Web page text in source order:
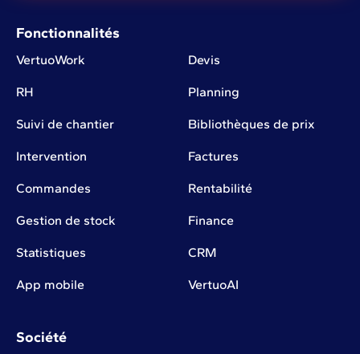
Fonctionnalités
VertuoWork Devis
RH Planning
Suivi de chantier Bibliothèques de prix
Intervention Factures
Commandes Rentabilité
Gestion de stock Finance
Statistiques CRM
App mobile VertuoAI
Société